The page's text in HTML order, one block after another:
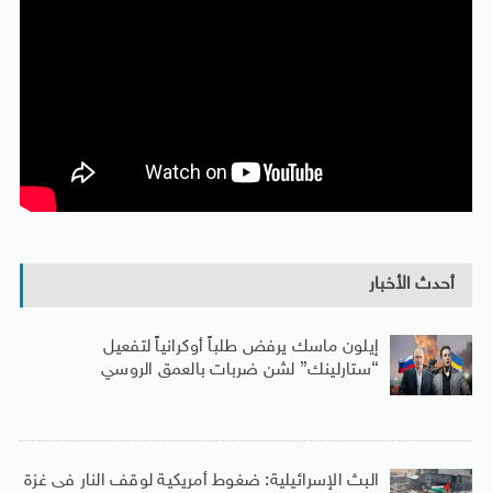
أحدث الأخبار
إيلون ماسك يرفض طلباً أوكرانياً لتفعيل
“ستارلينك” لشن ضربات بالعمق الروسي
البث الإسرائيلية: ضغوط أمريكية لوقف النار فى غزة